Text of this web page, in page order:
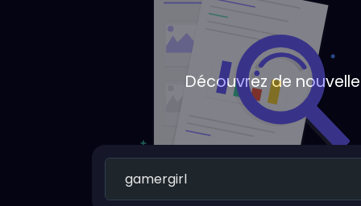
Découvrez de